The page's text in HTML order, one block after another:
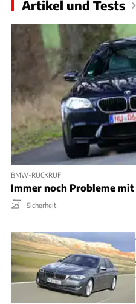
Artikel und Tests
BMW-RÜCKRUF
Immer noch Probleme
Sicherheit